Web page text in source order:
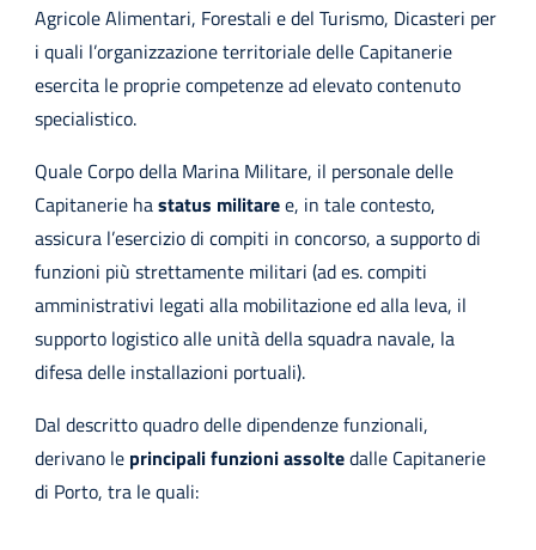
Agricole Alimentari, Forestali e del Turismo, Dicasteri per
i quali l’organizzazione territoriale delle Capitanerie
esercita le proprie competenze ad elevato contenuto
specialistico.
Quale Corpo della Marina Militare, il personale delle
Capitanerie hastatus militaree, in tale contesto,
assicura l’esercizio di compiti in concorso, a supporto di
funzioni più strettamente militari (ad es. compiti
amministrativi legati alla mobilitazione ed alla leva, il
supporto logistico alle unità della squadra navale, la
difesa delle installazioni portuali).
Dal descritto quadro delle dipendenze funzionali,
derivano le principali funzioni assoltedalle Capitanerie
di Porto, tra le quali: